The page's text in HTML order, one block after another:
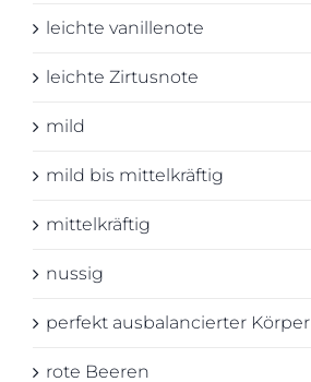
leichte vanillenote
leichte Zirtusnote
mild
mild bis mittelkräftig
mittelkräftig
nussig
perfekt ausbalancierter Körper
rote Beeren